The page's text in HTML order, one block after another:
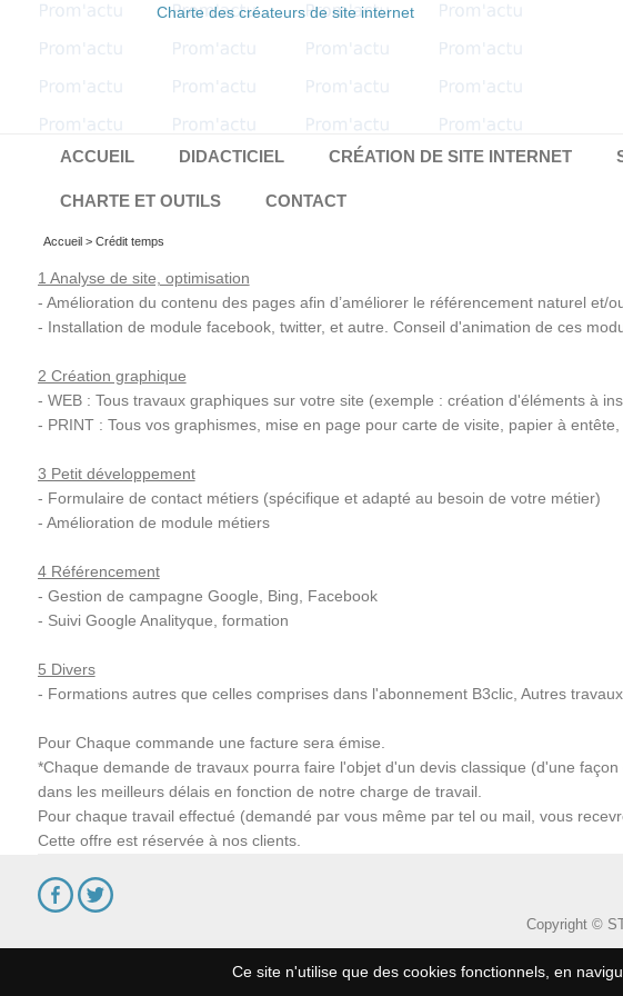
Charte des créateurs de site internet
ACCUEIL DIDACTICIEL CRÉATION DE SITE INTERNET
CHARTE ET OUTILS CONTACT
Accueil> Crédit temps
1 Analyse de site, optimisation
- Amélioration du contenu des pages afin d’améliorer le référencement naturel et/
- Installation de module facebook, twitter, et autre. Conseil d'animation de ces
2 Création graphique
- WEB : Tous travaux graphiques sur votre site (exemple : création d'éléments à
- PRINT : Tous vos graphismes, mise en page pour carte de visite, papier à
3 Petit développement
- Formulaire de contact métiers (spécifique et adapté au besoin de votre métier)
- Amélioration de module métiers
4 Référencement
- Gestion de campagne Google, Bing, Facebook
- Suivi Google Analityque, formation
5 Divers
- Formations autres que celles comprises dans l'abonnement B3clic, Autres travaux.
Pour Chaque commande une facture sera émise.
*Chaque demande de travaux pourra faire l'objet d'un devis classique (d'une
dans les meilleurs délais en fonction de notre charge de travail.
Pour chaque travail effectué (demandé par vous même par tel ou mail, vous
Cette offre est réservée à nos clients.
Copyright ©
Ce site n'utilise que des cookies fonctionnels, en